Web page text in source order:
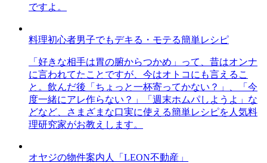
ですよ。
料理初心者男子でもデキる・モテる簡単レシピ
「好きな相手は胃の腑からつかめ」って、昔はオンナ
に言われてたことですが、今はオトコにも言えるこ
と。飲んだ後「ちょっと一杯寄ってかない？」、「今
度一緒にアレ作らない？」「週末ホムパしようよ」な
どなど、さまざまな口実に使える簡単レシピを人気料
理研究家がお教えします。
オヤジの物件案内人「LEON不動産」